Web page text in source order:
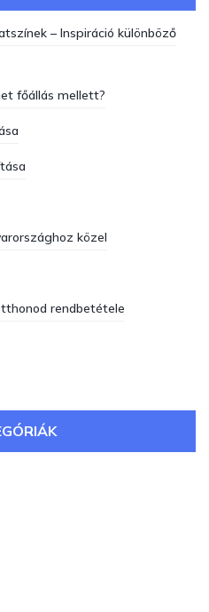
– Inspiráció különböző
főállás mellett?
közel
rendbetétele